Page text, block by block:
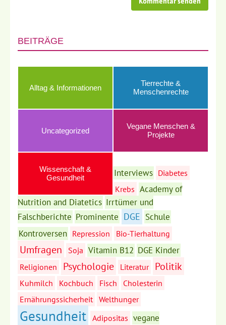
BEITRÄGE
Alltag & Informationen
Tierrechte &
Menschenrechte
Uncategorized
Vegane Menschen &
Projekte
Wissenschaft &
Gesundheit
Interviews Diabetes
Krebs Academy of
Nutrition and Diatetics Irrtümer und
Falschberichte Prominente DGE Schule
Kontroversen Repression Bio-Tierhaltung
Umfragen Soja Vitamin B12 DGE Kinder
Religionen Psychologie Literatur Politik
Kuhmilch Kochbuch Fisch
Cholesterin
Ernährungssicherheit Welthunger
Gesundheit Adipositas vegane